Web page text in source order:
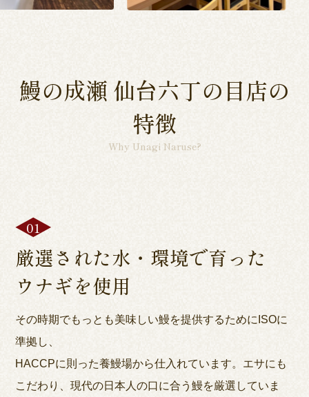
鰻の成瀬 仙台六丁の目店の
特徴
Why Unagi Naruse?
厳選された水・環境で育った
ウナギを使用
その時期でもっとも美味しい鰻を提供するためにISOに
準拠し、
HACCPに則った養鰻場から仕入れています。エサにも
こだわり、現代の日本人の口に合う鰻を厳選していま